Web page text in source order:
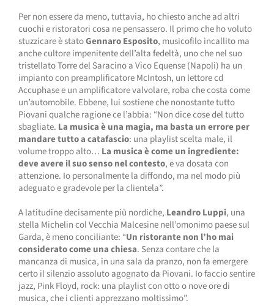
Per non essere da meno, tuttavia, ho chiesto anche ad altri
cuochi e ristoratori cosa ne pensassero. Il primo che ho voluto
stuzzicare è statoGennaro Esposito, musicofilo incallito ma
anche cultore impenitente dell’alta fedeltà, uno che nel suo
tristellato Torre del Saracino a Vico Equense (Napoli) ha un
impianto con preamplificatore McIntosh, un lettore cd
Accuphase e un amplificatore valvolare, roba che costa come
un’automobile. Ebbene, lui sostiene che nonostante tutto
Piovani qualche ragione ce l’abbia: “Non dice cose del tutto
sbagliate. La musica è una magia, ma basta un errore per
mandare tutto a catafascio: una playlist scelta male, il
volume troppo alto… La musica è come un ingrediente:
deve avere il suo sensonel contesto, e va dosata con
attenzione. Io personalmente la diffondo, ma nel modo più
adeguato e gradevole per la clientela”.
A latitudine decisamente più nordiche, Leandro Luppi, una
stella Michelin col Vecchia Malcesine nell’omonimo paese sul
Garda, è meno conciliante: “Un ristorante non l’ho mai
considerato come una chiesa. Senza contare che la
mancanza di musica, in una sala da pranzo, non fa emergere
certo il silenzio assoluto agognato da Piovani. Io faccio sentire
jazz, Pink Floyd, rock: una playlist con otto o nove ore di
musica, che i clienti apprezzano moltissimo”.